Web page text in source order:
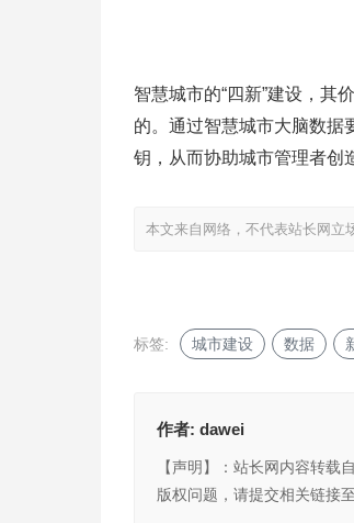
智慧城市的“四新”建设，其
的。通过智慧城市大脑数据
钥，从而协助城市管理者创
本文来自网络，不代表站长网立
标签: 城市建设 数据
作者: dawei
【声明】：站长网内容转
版权问题，请提交相关链接